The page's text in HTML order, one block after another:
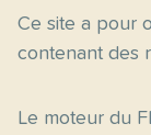
Ce site a pour
contenant des
Le moteur du